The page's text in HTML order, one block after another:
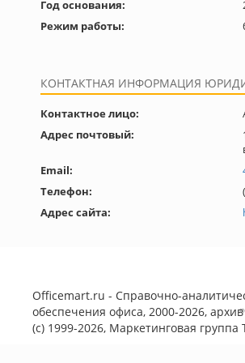
Год основания:
Режим работы:
КОНТАКТНАЯ ИНФОРМАЦИЯ
Контактное лицо:
Адрес почтовый:
Email:
Телефон:
Адрес сайта:
Officemart.ru - Справочно-
обеспечения офиса, 2000-2026, архив
(с) 1999-2026, Маркетинговая группа